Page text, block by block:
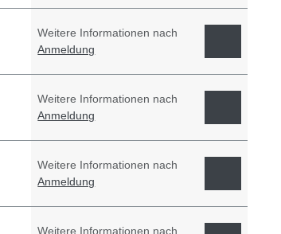
Weitere Informationen nach
Anmeldung
Weitere Informationen nach
Anmeldung
Weitere Informationen nach
Anmeldung
Weitere Informationen nach